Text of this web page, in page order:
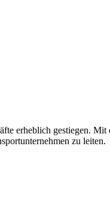
erheblich gestiegen.
zu leiten.